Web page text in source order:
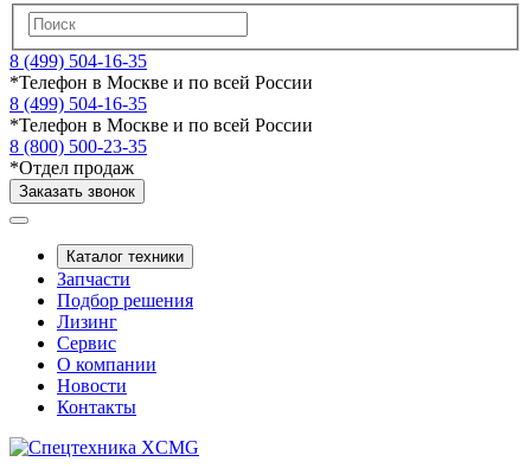
8 (499) 504-16-35
*Телефон в Москве и по всей России
8 (499) 504-16-35
*Телефон в Москве и по всей России
8 (800) 500-23-35
*Отдел продаж
Заказать звонок
Каталог техники
Запчасти
Подбор решения
Лизинг
Сервис
О компании
Новости
Контакты